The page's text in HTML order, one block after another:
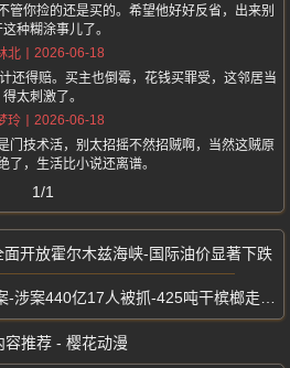
管你捡的还是买的。希望他好好反省，出来别
种糊涂事儿了。
北
2026-06-18
还得赔。买主也倒霉，花钱买罪受，这邻居当
得太刺激了。
玲
2026-06-18
门技术活，别太招摇不然招贼啊，当然这贼原
了，生活比小说还离谱。
1/1
开放霍尔木兹海峡-国际油价显著下跌
案440亿17人被抓-425吨干槟榔走私中国
容推荐 - 樱花动漫